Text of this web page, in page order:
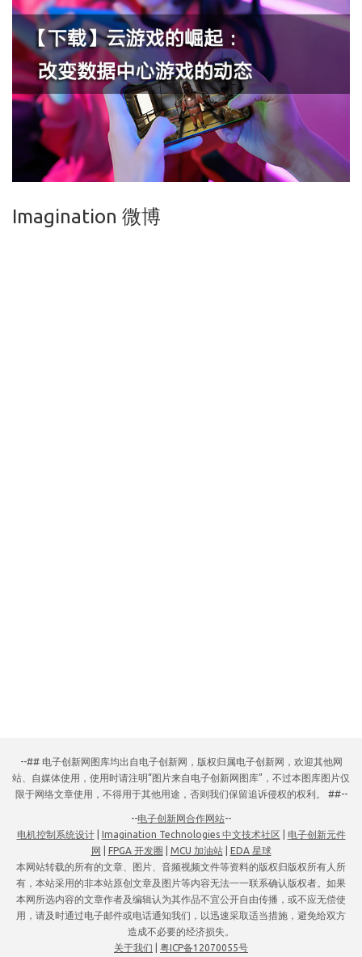
Imagination 微博
--## 电子创新网图库均出自电子创新网，版权归属电子创新网，欢迎其他网
站、自媒体使用，使用时请注明“图片来自电子创新网图库”，不过本图库图片仅
限于网络文章使用，不得用于其他用途，否则我们保留追诉侵权的权利。 ##--
--电子创新网合作网站--
电机控制系统设计| Imagination Technologies 中文技术社区
电子创新元件
网
FPGA 开发圈 MCU 加油站| EDA 星球
本网站转载的所有的文章、图片、音频视频文件等资料的版权归版权所有人所
有，本站采用的非本站原创文章及图片等内容无法一一联系确认版权者。如果
本网所选内容的文章作者及编辑认为其作品不宜公开自由传播，或不应无偿使
用，请及时通过电子邮件或电话通知我们，以迅速采取适当措施，避免给双方
造成不必要的经济损失。
关于我们
粤ICP备12070055号